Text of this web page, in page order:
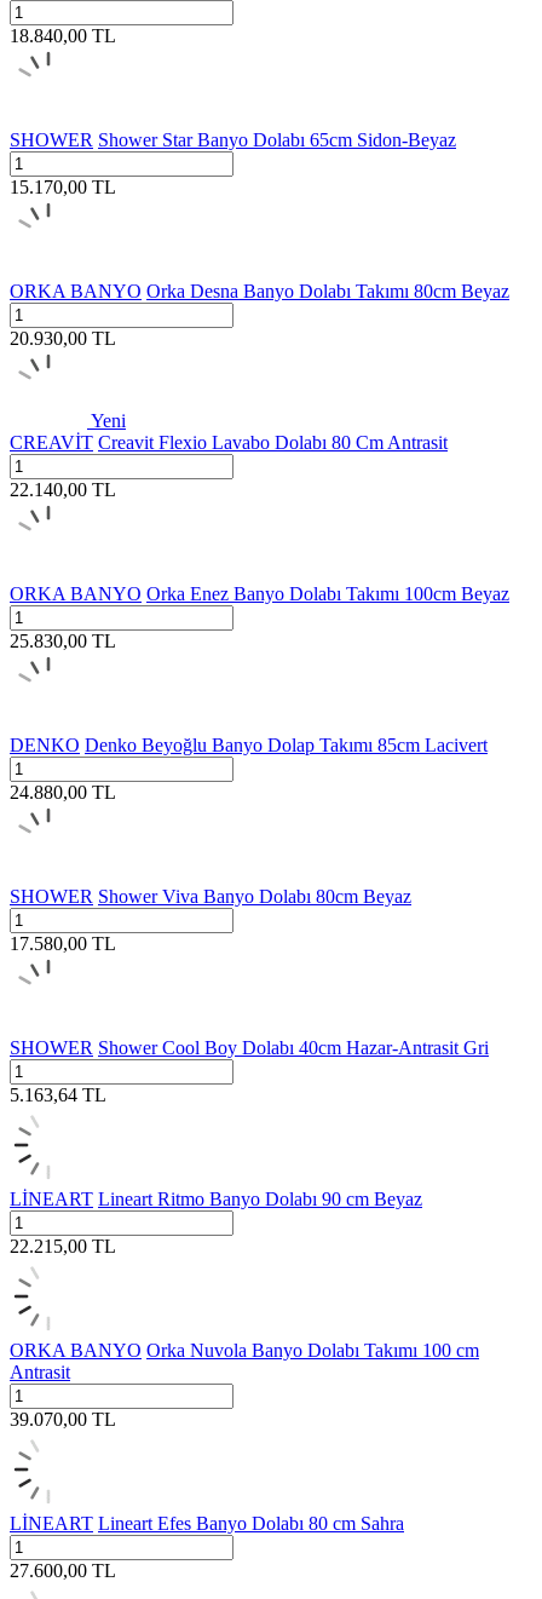
18.840,00 TL
SHOWER Shower Star Banyo Dolabı 65cm Sidon-Beyaz
15.170,00 TL
ORKA BANYO Orka Desna Banyo Dolabı Takımı 80cm Beyaz
20.930,00 TL
Yeni
CREAVİT Creavit Flexio Lavabo Dolabı 80 Cm Antrasit
22.140,00 TL
ORKA BANYO Orka Enez Banyo Dolabı Takımı 100cm Beyaz
25.830,00 TL
DENKO Denko Beyoğlu Banyo Dolap Takımı 85cm Lacivert
24.880,00 TL
SHOWER Shower Viva Banyo Dolabı 80cm Beyaz
17.580,00 TL
SHOWER Shower Cool Boy Dolabı 40cm Hazar-Antrasit Gri
5.163,64 TL
LİNEART Lineart Ritmo Banyo Dolabı 90 cm Beyaz
22.215,00 TL
ORKA BANYO Orka Nuvola Banyo Dolabı Takımı 100 cm
Antrasit
39.070,00 TL
LİNEART Lineart Efes Banyo Dolabı 80 cm Sahra
27.600,00 TL